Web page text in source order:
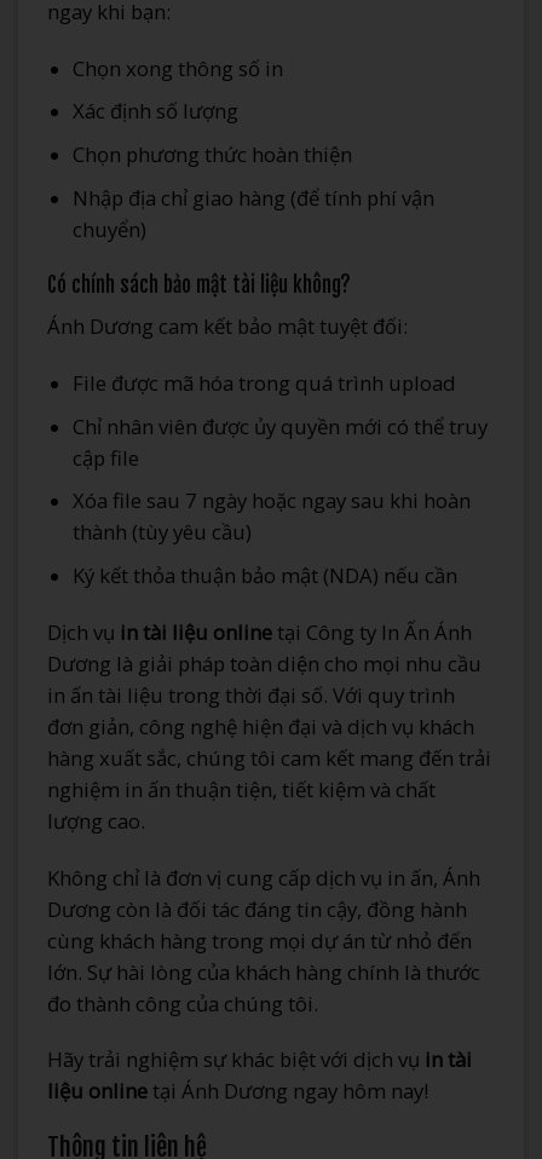
ngay khi bạn:
Chọn xong thông số in
Xác định số lượng
Chọn phương thức hoàn thiện
Nhập địa chỉ giao hàng (để tính phí vận
chuyển)
Có chính sách bảo mật tài liệu không?
Ánh Dương cam kết bảo mật tuyệt đối:
File được mã hóa trong quá trình upload
Chỉ nhân viên được ủy quyền mới có thể truy
cập file
Xóa file sau 7 ngày hoặc ngay sau khi hoàn
thành (tùy yêu cầu)
Ký kết thỏa thuận bảo mật (NDA) nếu cần
Dịch vụ in tài liệu online tại Công ty In Ấn Ánh
Dương là giải pháp toàn diện cho mọi nhu cầu
in ấn tài liệu trong thời đại số. Với quy trình
đơn giản, công nghệ hiện đại và dịch vụ khách
hàng xuất sắc, chúng tôi cam kết mang đến trải
nghiệm in ấn thuận tiện, tiết kiệm và chất
lượng cao.
Không chỉ là đơn vị cung cấp dịch vụ in ấn, Ánh
Dương còn là đối tác đáng tin cậy, đồng hành
cùng khách hàng trong mọi dự án từ nhỏ đến
lớn. Sự hài lòng của khách hàng chính là thước
đo thành công của chúng tôi.
Hãy trải nghiệm sự khác biệt với dịch vụ in tài
liệu online tại Ánh Dương ngay hôm nay!
Thông tin liên hệ